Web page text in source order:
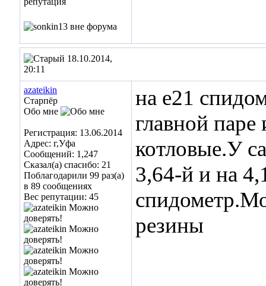
18.10.2014,
20:11
azateikin
Старпёр
Обо мне
Регистрация: 13.06.2014
Адрес: г,Уфа
Сообщений: 1,247
Сказал(а) спасибо: 21
Поблагодарили 99 раз(а)
в 89 сообщениях
Вес репутации: 45
на е21
главной паре
котловые.У
3,64-й и на
резины